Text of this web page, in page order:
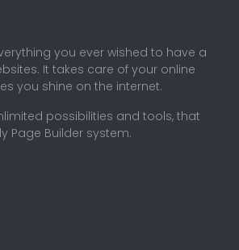
you ever wished to have a
It takes care of your online
you shine on the internet.
possibilities and tools, that
Page Builder system.